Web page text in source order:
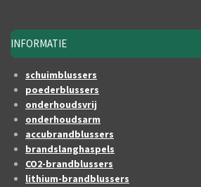
INFORMATIE
schuimblussers
poederblussers
onderhoudsvrij
onderhoudsarm
accubrandblussers
brandslanghaspels
CO2-brandblussers
lithium-brandblussers